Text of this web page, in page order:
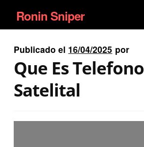
Ir
a
la
navegación
Ir
al
contenido
Ronin Sniper
EQUIPAMIENTO ÉLITE
PISTOLAS
Publicado el 16/04/2025 por
Que Es Telefono
Satelital